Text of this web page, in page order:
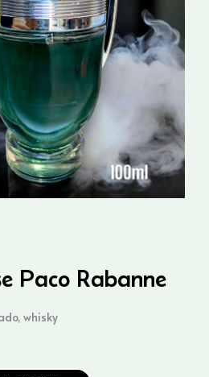
Paco Rabanne
whisky